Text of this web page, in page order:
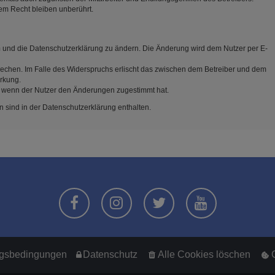
Recht bleiben unberührt.
die Datenschutzerklärung zu ändern. Die Änderung wird dem Nutzer per E-
Im Falle des Widerspruchs erlischt das zwischen dem Betreiber und dem
der Nutzer den Änderungen zugestimmt hat.
in der Datenschutzerklärung enthalten.
Alle Cookies löschen
Datenschutz